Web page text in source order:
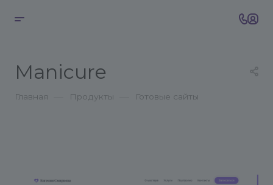
Manicure
Главная Продукты Готовые сайты